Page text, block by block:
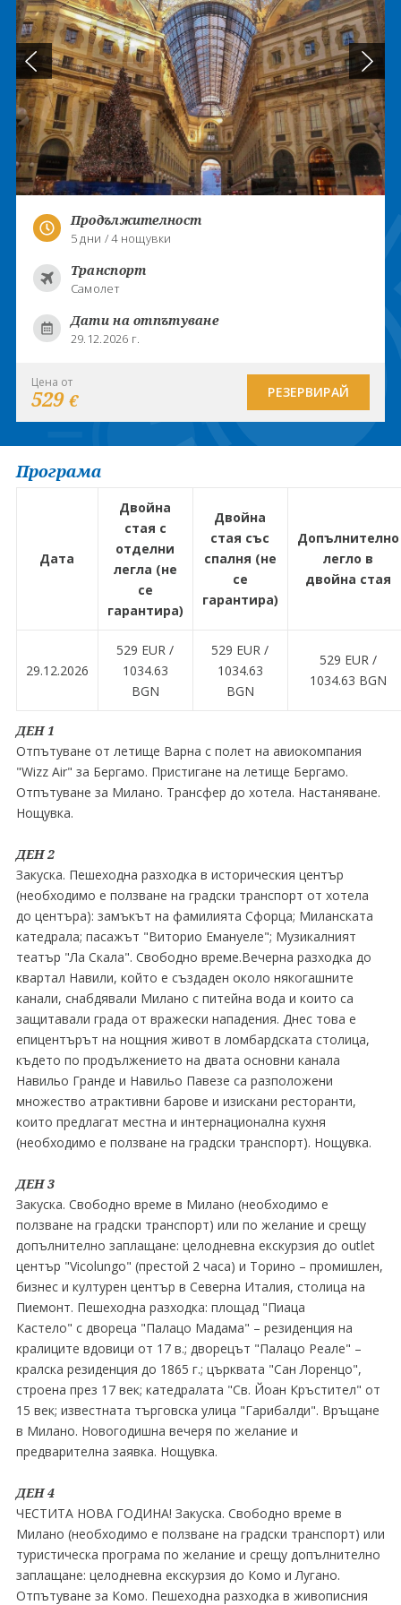
Продължителност
5 дни / 4 нощувки
Транспорт
Самолет
Дати на отпътуване
29.12.2026 г.
РЕЗЕРВИРАЙ
Цена от
529 €
Програма
Дата
Двойна
стая с
отделни
легла (не
се
гарантира)
Двойна
стая със
спалня (не
се
гарантира)
Допълнително
легло в
двойна стая
29.12.2026
529 EUR ∕
1034.63
BGN
529 EUR ∕
1034.63
BGN
529 EUR ∕
1034.63 BGN
ДЕН 1
Oтпътуване от летище Варна с полет на авиокомпания
"Wizz Air" за Бергамо. Пристигане на летище Бергамо.
Oтпътуване за Милано. Трансфер до хотела. Настаняване.
Нощувка.
ДЕН 2
Закуска. Пешеходна разходка в историческия център
(необходимо е ползване на градски транспорт от хотела
до центъра): замъкът на фамилията Сфорца; Миланската
катедрала; пасажът "Виторио Емануеле"; Музикалният
театър "Ла Скала". Свободно време.Вечерна разходка до
квартал Навили, който е създаден около някогашните
канали, снабдявали Милано с питейна вода и които са
защитавали града от вражески нападения. Днес това е
епицентърът на нощния живот в ломбардската столица,
където по продължението на двата основни канала
Навильо Гранде и Навильо Павезе са разположени
множество атрактивни барове и изискани ресторанти,
които предлагат местна и интернационална кухня
(необходимо е ползване на градски транспорт). Нощувка.
ДЕН 3
Закуска. Свободно време в Милано (необходимо е
ползване на градски транспорт) или по желание и срещу
допълнително заплащане: целодневна екскурзия до outlet
център "Vicolungo" (престой 2 часа) и Торино – промишлен,
бизнес и културен център в Северна Италия, столица на
Пиемонт. Пешеходна разходка: площад "Пиаца
Кастело" с двореца "Палацо Мадама" – резиденция на
кралиците вдовици от 17 в.; дворецът "Палацо Реале" –
кралска резиденция до 1865 г.; църквата "Сан Лоренцо",
строена през 17 век; катедралата "Св. Йоан Кръстител" от
15 век; известната търговска улица "Гарибалди". Връщане
в Милано. Новогодишна вечеря по желание и
предварителна заявка. Нощувка.
ДЕН 4
ЧЕСТИТА НОВА ГОДИНА! Закуска. Свободно време в
Милано (необходимо е ползване на градски транспорт) или
туристическа програма по желание и срещу допълнително
заплащане: целодневна екскурзия до Комо и Лугано.
Отпътуване за Комо. Пешеходна разходка в живописния